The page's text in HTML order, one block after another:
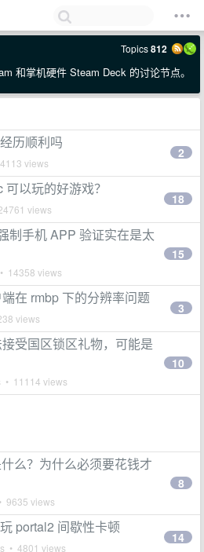
Topics812
和掌机硬件 Steam Deck 的讨论节点。
历顺利吗
views
2
以玩的好游戏？
views
18
制手机 APP 验证实在是太
14358 views
15
在 rmbp 下的分辨率问题
views
3
受国区锁区礼物，可能是
• 11114 views
10
么？为什么必须要花钱才
9635 views
8
portal2 间歇性卡顿
• 4801 views
14